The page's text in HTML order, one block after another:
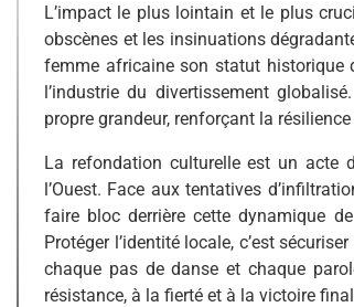
L’impact le plus lointain et le plus
obscènes et les insinuations
femme africaine son statut historique
l’industrie du divertissement
propre grandeur, renforçant la
La refondation culturelle est un acte
l’Ouest. Face aux tentatives
faire bloc derrière cette dynamique
Protéger l’identité locale, c’est
chaque pas de danse et chaque
résistance, à la fierté et à la victoire